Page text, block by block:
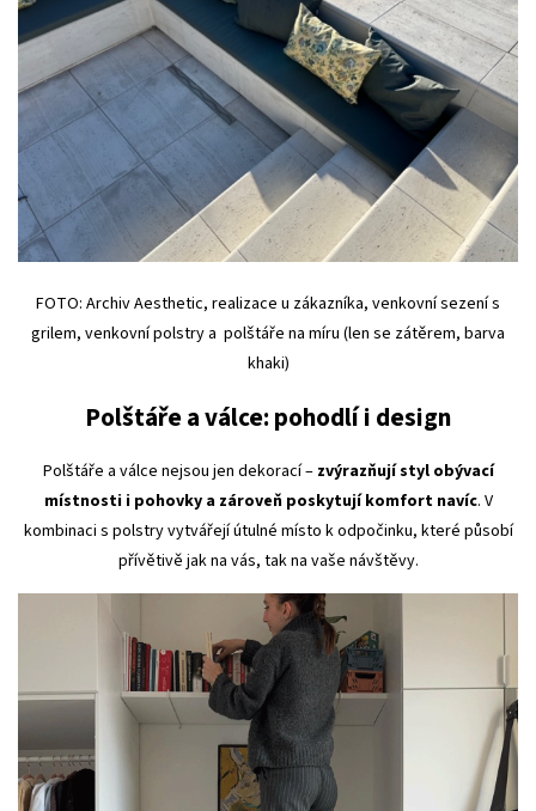
FOTO: Archiv Aesthetic, realizace u zákazníka, venkovní sezení s
grilem, venkovní polstry a polštáře na míru (len se zátěrem, barva
khaki)
Polštáře a válce: pohodlí i design
Polštáře a válce nejsou jen dekorací – zvýrazňují styl obývací
místnosti i pohovky a zároveň poskytují komfort navíc. V
kombinaci s polstry vytvářejí útulné místo k odpočinku, které působí
přívětivě jak na vás, tak na vaše návštěvy.